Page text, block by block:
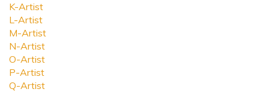
K-Artist
L-Artist
M-Artist
N-Artist
O-Artist
P-Artist
Q-Artist